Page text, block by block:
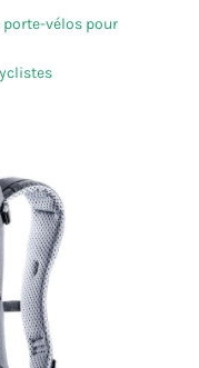
vélos pour